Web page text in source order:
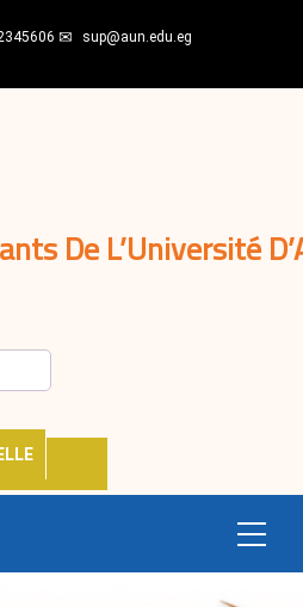
sup@aun.edu.eg
De L’Université